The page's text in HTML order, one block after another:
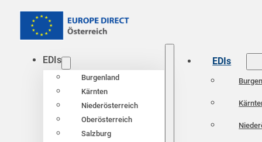
EDIs
Burgenland
Kärnten
Niederösterreich
Oberösterreich
Salzburg
EDIs